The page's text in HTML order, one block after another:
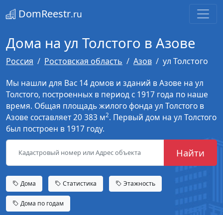
DomReestr.ru
Дома на ул Толстого в Азове
Россия Ростовская область Азов
ул Толстого
Мы нашли для Вас 14 домов и зданий в Азове на ул
Толстого, построенных в период с 1917 года по наше
время. Общая площадь жилого фонда ул Толстого в
Азове составляет 20 383 м2. Первый дом на ул Толстого
был построен в 1917 году.
Найти
Дома Статистика Этажность
Дома по годам